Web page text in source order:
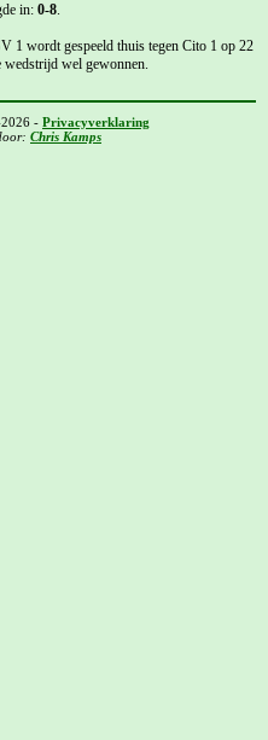
in: 0-8.
1 wordt gespeeld thuis tegen Cito 1 op 22
wel gewonnen.
- Privacyverklaring
Chris Kamps